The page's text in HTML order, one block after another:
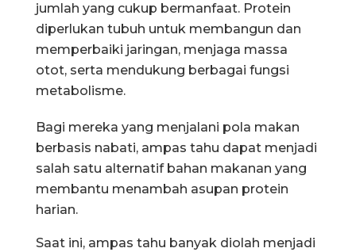
jumlah yang cukup bermanfaat. Protein
diperlukan tubuh untuk membangun dan
memperbaiki jaringan, menjaga massa
otot, serta mendukung berbagai fungsi
metabolisme.
Bagi mereka yang menjalani pola makan
berbasis nabati, ampas tahu dapat menjadi
salah satu alternatif bahan makanan yang
membantu menambah asupan protein
harian.
Saat ini, ampas tahu banyak diolah menjadi